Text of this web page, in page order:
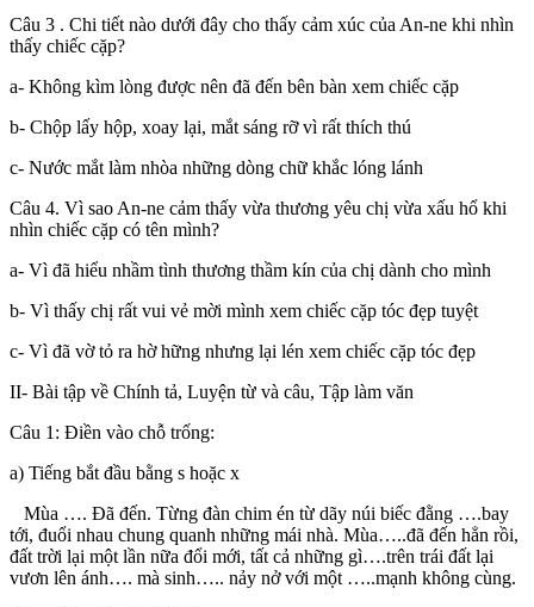
Câu 3 . Chi tiết nào dưới đây cho thấy cảm xúc của An-ne khi nhìn
thấy chiếc cặp?
a- Không kìm lòng được nên đã đến bên bàn xem chiếc cặp
b- Chộp lấy hộp, xoay lại, mắt sáng rỡ vì rất thích thú
c- Nước mắt làm nhòa những dòng chữ khắc lóng lánh
Câu 4. Vì sao An-ne cảm thấy vừa thương yêu chị vừa xấu hổ khi
nhìn chiếc cặp có tên mình?
a- Vì đã hiểu nhầm tình thương thầm kín của chị dành cho mình
b- Vì thấy chị rất vui vẻ mời mình xem chiếc cặp tóc đẹp tuyệt
c- Vì đã vờ tỏ ra hờ hững nhưng lại lén xem chiếc cặp tóc đẹp
II- Bài tập về Chính tả, Luyện từ và câu, Tập làm văn
Câu 1: Điền vào chỗ trống:
a) Tiếng bắt đầu bằng s hoặc x
Mùa …. Đã đến. Từng đàn chim én từ dãy núi biếc đằng ….bay
tới, đuổi nhau chung quanh những mái nhà. Mùa…..đã đến hẳn rồi,
đất trời lại một lần nữa đổi mới, tất cả những gì….trên trái đất lại
vươn lên ánh…. mà sinh….. nảy nở với một …..mạnh không cùng.